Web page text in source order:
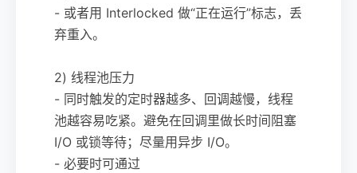
- 或者用 Interlocked 做“正在运行”标志，丢
弃重入。
2) 线程池压力
- 同时触发的定时器越多、回调越慢，线程
池越容易吃紧。避免在回调里做长时间阻塞
I/O 或锁等待；尽量用异步 I/O。
- 必要时可通过